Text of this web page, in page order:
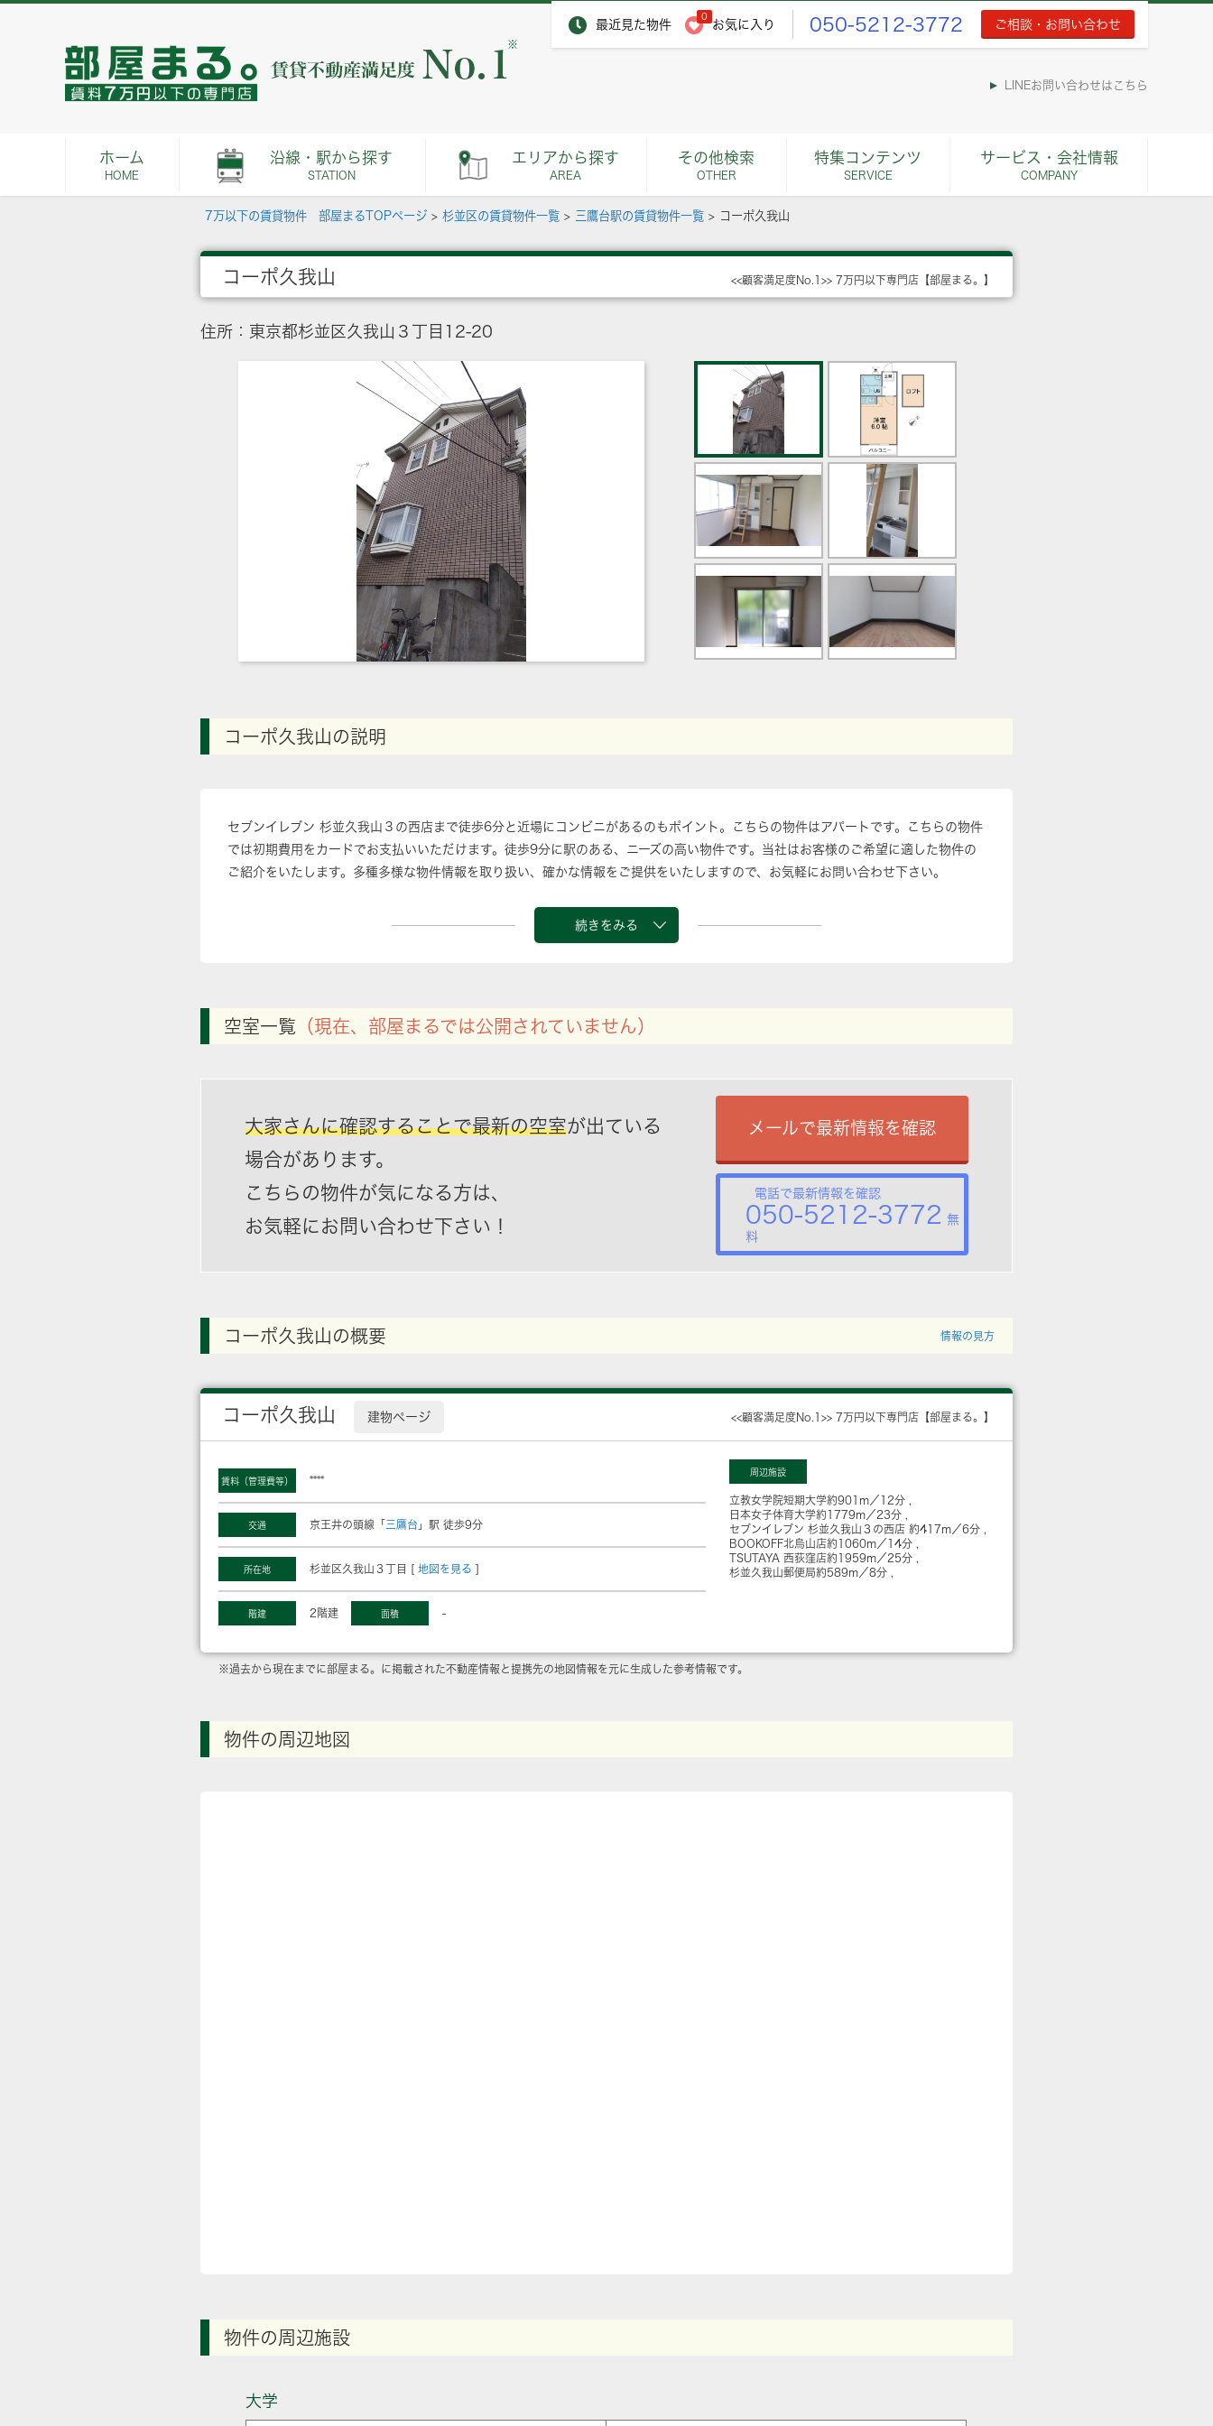
最近見た物件
0
お気に入り 050-5212-3772 ご相談・お問い合わせ
※
LINEお問い合わせはこちら
ホーム
HOME
沿線・駅から探す
STATION
エリアから探す
AREA
その他検索
OTHER
特集コンテンツ
SERVICE
サービス・会社情報
COMPANY
7万以下の賃貸物件 部屋まるTOPページ > 杉並区の賃貸物件一覧 > 三鷹台駅の賃貸物件一覧 > コーポ久我山
コーポ久我山 <<顧客満足度No.1>> 7万円以下専門店【部屋まる。】
住所：東京都杉並区久我山３丁目12-20
コーポ久我山の説明
セブンイレブン 杉並久我山３の西店まで徒歩6分と近場にコンビニがあるのもポイント。こちらの物件はアパートです。こちらの物件
では初期費用をカードでお支払いいただけます。徒歩9分に駅のある、ニーズの高い物件です。当社はお客様のご希望に適した物件の
ご紹介をいたします。多種多様な物件情報を取り扱い、確かな情報をご提供をいたしますので、お気軽にお問い合わせ下さい。
続きをみる
空室一覧 （現在、部屋まるでは公開されていません）
大家さんに確認することで最新の空室が出ている
場合があります。
こちらの物件が気になる方は、
お気軽にお問い合わせ下さい！
メールで最新情報を確認
電話で最新情報を確認
050-5212-3772 無
料
コーポ久我山の概要 情報の見方
コーポ久我山 建物ページ <<顧客満足度No.1>> 7万円以下専門店【部屋まる。】
賃料（管理費等） ****
交通 京王井の頭線「 三鷹台 」駅 徒歩9分
所在地 杉並区久我山３丁目 [ 地図を見る ]
階建 2階建 面積 -
周辺施設
立教女学院短期大学約901m／12分
日本女子体育大学約1779m／23分
セブンイレブン 杉並久我山３の西店 約417m／6分
BOOKOFF北烏山店約1060m／14分
TSUTAYA 西荻窪店約1959m／25分
杉並久我山郵便局約589m／8分
※過去から現在までに部屋まる。に掲載された不動産情報と提携先の地図情報を元に生成した参考情報です。
物件の周辺地図
物件の周辺施設
大学